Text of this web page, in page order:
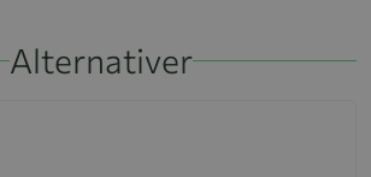
Alternativer